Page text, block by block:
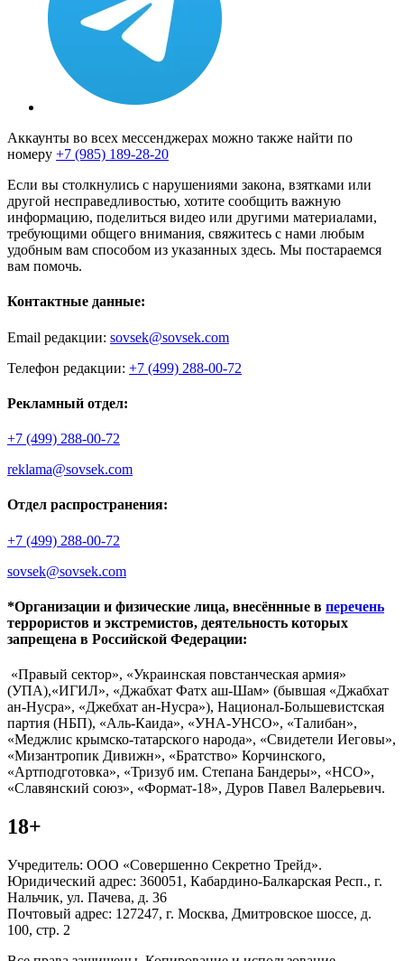
Аккаунты во всех мессенджерах можно также найти по
номеру +7 (985) 189-28-20
Если вы столкнулись с нарушениями закона, взятками или
другой несправедливостью, хотите сообщить важную
информацию, поделиться видео или другими материалами,
требующими общего внимания, свяжитесь с нами любым
удобным вам способом из указанных здесь. Мы постараемся
вам помочь.
Контактные данные:
Email редакции: sovsek@sovsek.com
Телефон редакции: +7 (499) 288-00-72
Рекламный отдел:
+7 (499) 288-00-72
reklama@sovsek.com
Отдел распространения:
+7 (499) 288-00-72
sovsek@sovsek.com
*Организации и физические лица, внесённные в перечень
террористов и экстремистов, деятельность которых
запрещена в Российской Федерации:
«Правый сектор», «Украинская повстанческая армия»
(УПА),«ИГИЛ», «Джабхат Фатх аш-Шам» (бывшая «Джабхат
ан-Нусра», «Джебхат ан-Нусра»), Национал-Большевистская
партия (НБП), «Аль-Каида», «УНА-УНСО», «Талибан»,
«Меджлис крымско-татарского народа», «Свидетели Иеговы»,
«Мизантропик Дивижн», «Братство» Корчинского,
«Артподготовка», «Тризуб им. Степана Бандеры», «НСО»,
«Славянский союз», «Формат-18», Дуров Павел Валерьевич.
18+
Учредитель: ООО «Совершенно Секретно Трейд».
Юридический адрес: 360051, Кабардино-Балкарская Респ., г.
Нальчик, ул. Пачева, д. 36
Почтовый адрес: 127247, г. Москва, Дмитровское шоссе, д.
100, стр. 2